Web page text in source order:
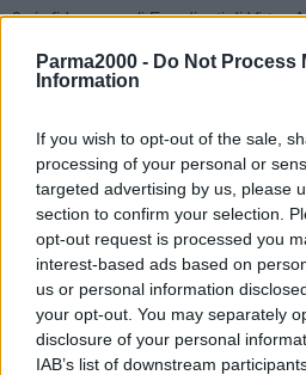
Parma2000 - Do Not Process
Information
If you wish to opt-out of the sale,
processing of your personal or
targeted advertising by us, please
section to confirm your selection.
opt-out request is processed you
interest-based ads based on
us or personal information
your opt-out. You may separately
disclosure of your personal
IAB’s list of downstream
9 si sfideranno gli Esordienti di Virtus
Francesco, per poi riprendere con la
la finale 1°-2° posto (alle 17,30) e le
“La passione per il calcio, come dice
“malattia” che quando la prendi e
L’Assessore Corrado Ruini ricorda
passione che diventa vita e genera
indelebili nella memoria di un paese.